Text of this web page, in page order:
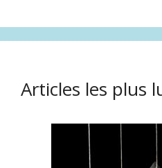
Articles les plus